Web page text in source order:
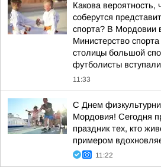
Какова
соберутся
спорта? В Мордовии
Министерство
столицы большой
футболисты
11:33
С Днем
Мордовия! Сегодня
праздник тех, кто
примером
11:22